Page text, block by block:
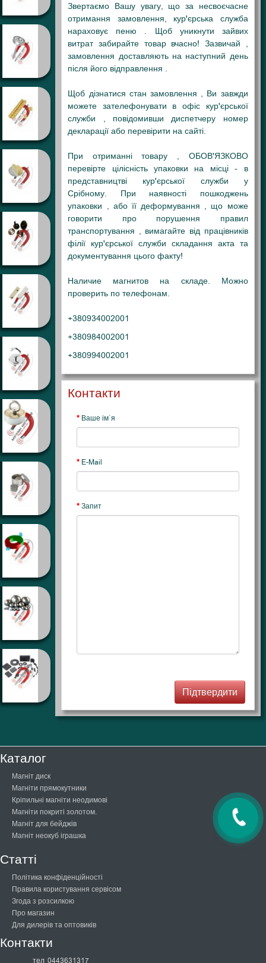
Звертаємо Вашу увагу, що за несвоєчасне
отримання замовлення, кур'єрська служба
нараховує пеню . Щоб уникнути зайвих
витрат забирайте товар вчасно! Зазвичай ,
замовлення доставляють на наступний день
після його відправлення .
Щоб дізнатися стан замовлення , Ви завжди
можете зателефонувати в офіс кур'єрської
служби , повідомивши диспетчеру номер
декларації або перевірити на сайті.
При отриманні товару , ОБОВ'ЯЗКОВО
перевірте цілісність упаковки на місці - в
представництві кур'єрської служби у
Срібному. При наявності пошкоджень
упаковки , або її деформування , що може
говорити про порушення правил
транспортування , вимагайте від працівників
філії кур'єрської служби складання акта та
документування цього факту!
Наличие магнитов на складе. Можно
проверить по телефонам.
+380934002001
+380984002001
+380994002001
Контакти
Ваше ім`я
E-Mail
Запит
Каталог
Магніт диск
Магніти прямокутники
Кріпильні магніти неодимові
Магніти покриті золотом.
Магніт для бейджів
Магніт неокуб іграшка
Статті
Політика конфіденційності
Правила користування сервісом
Згода з розсилкою
Про магазин
Для дилерів та оптовиків
Контакти
тел 0443631317